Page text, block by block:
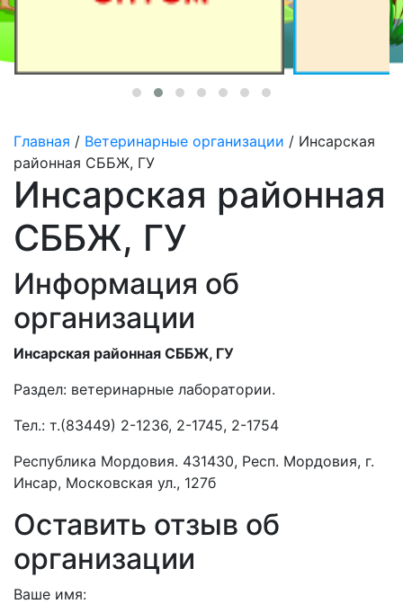
Главная / Ветеринарные организации / Инсарская
районная СББЖ, ГУ
Инсарская районная
СББЖ, ГУ
Информация об
организации
Инсарская районная СББЖ, ГУ
Раздел: ветеринарные лаборатории.
Тел.: т.(83449) 2-1236, 2-1745, 2-1754
Республика Мордовия. 431430, Респ. Мордовия, г.
Инсар, Московская ул., 127б
Оставить отзыв об
организации
Ваше имя: